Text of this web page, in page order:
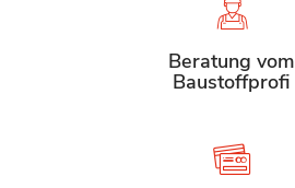
Beratung vom
Baustoffprofi